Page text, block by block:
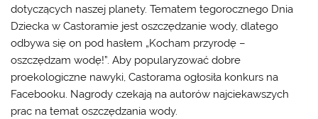
dotyczących naszej planety. Tematem tegorocznego Dnia
Dziecka w Castoramie jest oszczędzanie wody, dlatego
odbywa się on pod hasłem „Kocham przyrodę –
oszczędzam wodę!”. Aby popularyzować dobre
proekologiczne nawyki, Castorama ogłosiła konkurs na
Facebooku. Nagrody czekają na autorów najciekawszych
prac na temat oszczędzania wody.